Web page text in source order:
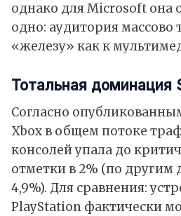
однако для Microsoft она
одно: аудитория массово
«железу» как к
Тотальная доминация
Согласно
Xbox в общем потоке
консолей упала до
отметки в 2% (по
4,9%). Для сравнения:
PlayStation фактически